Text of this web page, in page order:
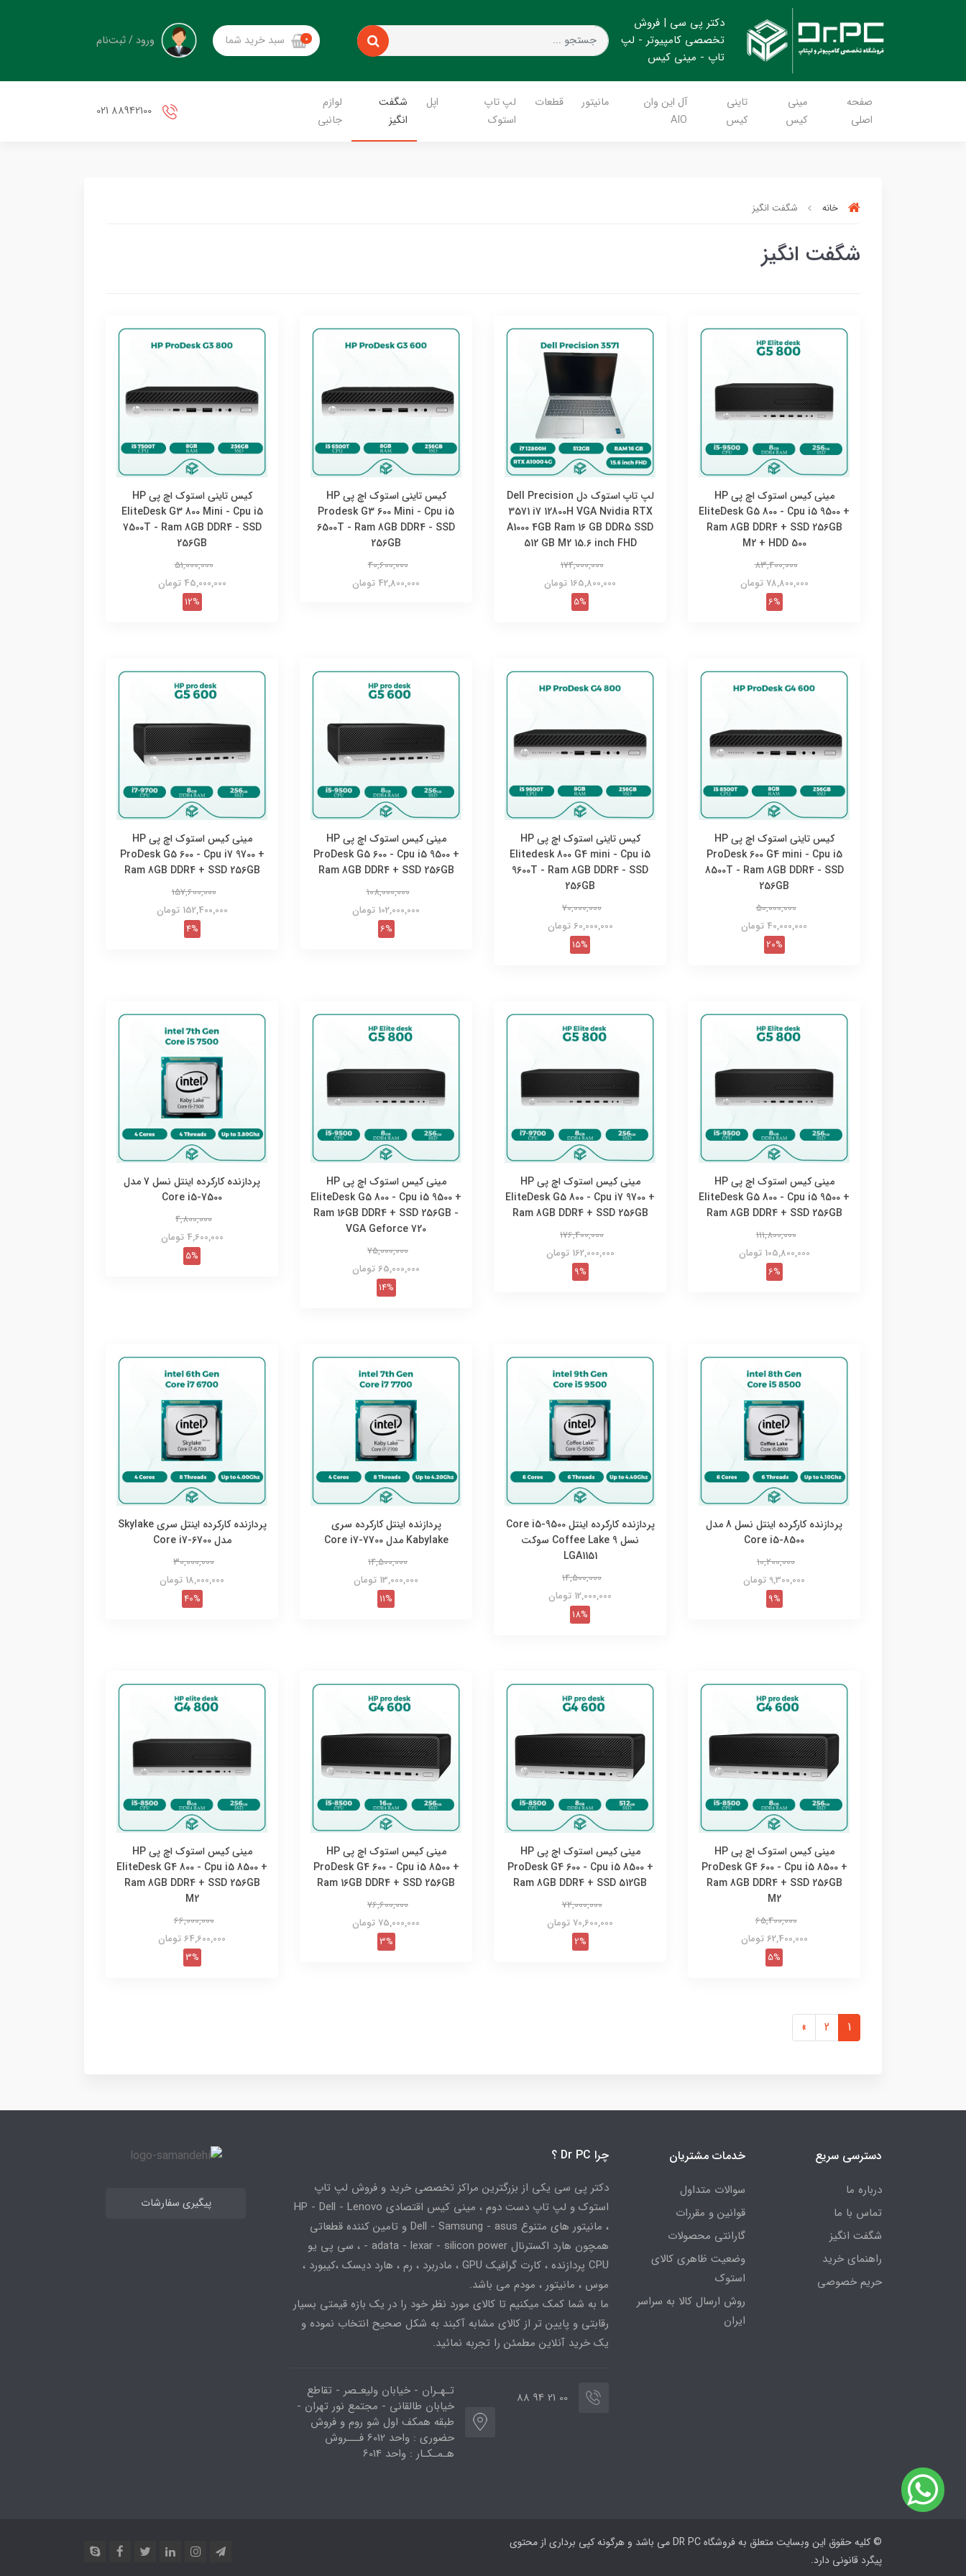
دکتر پی سی | فروش
تخصصی کامپیوتر - لپ
تاپ - مینی کیس
0 سبد خرید شما ورود / ثبت‌نام
صفحه
اصلی
مینی
کیس
تاینی
کیس
آل این وان
AIO
مانیتور قطعات
لپ تاپ
استوک
اپل
شگفت
انگیز
لوازم
جانبی
خانه شگفت انگیز
شگفت انگیز
مینی کیس استوک اچ پی HP
EliteDesk G5 800 - Cpu i5 9500 +
Ram 8GB DDR4 + SSD 256GB
M2 + HDD 500
83,400,000
78,800,000 تومان
6%
لپ تاپ استوک دل Dell Precision
3571 i7 12800H VGA Nvidia RTX
A1000 4GB Ram 16 GB DDR5 SSD
512 GB M2 15.6 inch FHD
174,000,000
165,800,000 تومان
5%
کیس تاینی استوک اچ پی HP
Prodesk G3 600 Mini - Cpu i5
6500T - Ram 8GB DDR4 - SSD
256GB
40,600,000
42,800,000 تومان
کیس تاینی استوک اچ پی HP
EliteDesk G3 800 Mini - Cpu i5
7500T - Ram 8GB DDR4 - SSD
256GB
51,000,000
45,000,000 تومان
12%
کیس تاینی استوک اچ پی HP
ProDesk 600 G4 mini - Cpu i5
8500T - Ram 8GB DDR4 - SSD
256GB
50,000,000
40,000,000 تومان
20%
کیس تاینی استوک اچ پی HP
Elitedesk 800 G4 mini - Cpu i5
9600T - Ram 8GB DDR4 - SSD
256GB
70,000,000
60,000,000 تومان
15%
مینی کیس استوک اچ پی HP
ProDesk G5 600 - Cpu i5 9500 +
Ram 8GB DDR4 + SSD 256GB
108,000,000
102,000,000 تومان
6%
مینی کیس استوک اچ پی HP
ProDesk G5 600 - Cpu i7 9700 +
Ram 8GB DDR4 + SSD 256GB
157,600,000
152,400,000 تومان
4%
مینی کیس استوک اچ پی HP
EliteDesk G5 800 - Cpu i5 9500 +
Ram 8GB DDR4 + SSD 256GB
111,800,000
105,800,000 تومان
6%
مینی کیس استوک اچ پی HP
EliteDesk G5 800 - Cpu i7 9700 +
Ram 8GB DDR4 + SSD 256GB
176,400,000
162,000,000 تومان
9%
مینی کیس استوک اچ پی HP
EliteDesk G5 800 - Cpu i5 9500 +
Ram 16GB DDR4 + SSD 256GB -
VGA Geforce 720
75,000,000
65,000,000 تومان
14%
پردازنده کارکرده اینتل نسل 7 مدل
Core i5-7500
4,800,000
4,600,000 تومان
5%
پردازنده کارکرده اینتل نسل 8 مدل
Core i5-8500
10,200,000
9,300,000 تومان
9%
پردازنده کارکرده اینتل Core i5-9500
نسل 9 Coffee Lake سوکت
LGA1151
14,500,000
12,000,000 تومان
18%
پردازنده اینتل کارکرده سری
Kabylake مدل Core i7-7700
14,500,000
13,000,000 تومان
11%
پردازنده کارکرده اینتل سری Skylake
مدل Core i7-6700
30,000,000
18,000,000 تومان
40%
مینی کیس استوک اچ پی HP
ProDesk G4 600 - Cpu i5 8500 +
Ram 8GB DDR4 + SSD 256GB
M2
65,400,000
62,400,000 تومان
5%
مینی کیس استوک اچ پی HP
ProDesk G4 600 - Cpu i5 8500 +
Ram 8GB DDR4 + SSD 512GB
72,000,000
70,600,000 تومان
2%
مینی کیس استوک اچ پی HP
ProDesk G4 600 - Cpu i5 8500 +
Ram 16GB DDR4 + SSD 256GB
76,600,000
75,000,000 تومان
3%
مینی کیس استوک اچ پی HP
EliteDesk G4 800 - Cpu i5 8500 +
Ram 8GB DDR4 + SSD 256GB
M2
66,000,000
64,600,000 تومان
3%
1
2
»
دسترسی سریع
درباره ما
تماس با ما
شگفت انگیز
راهنمای خرید
حریم خصوصی
خدمات مشتریان
سوالات متداول
قوانین و مقررات
گارانتی محصولات
وضعیت ظاهری کالای
استوک
روش ارسال کالا به سراسر
ایران
چرا Dr PC ؟
دکتر پی سی یکی از بزرگترین مراکز تخصصی خرید و فروش لپ تاپ
استوک و لپ تاپ دست دوم ، مینی کیس اقتصادی HP - Dell - Lenovo
، مانیتور های متنوع Dell - Samsung - asus و تامین کننده قطعاتی
همچون هارد اکسترنال adata - lexar - silicon power - ، سی پی یو
CPU پردازنده ، کارت گرافیک GPU ، مادربرد ، رم ، هارد دیسک ،کیبورد ،
موس ، مانیتور ، مودم می باشد.
ما به شما کمک میکنیم تا کالای مورد نظر خود را در یک بازه قیمتی بسیار
رقابتی و پایین تر از کالای مشابه آکبند به شکل صحیح انتخاب نموده و
یک خرید آنلاین مطمئن را تجربه نمائید.
00 21 94 88
تـهـران - خیابان ولیعـصر - تقاطع
خیابان طالقانی - مجتمع نور تهران -
طبقه همکف اول شو روم و فروش
حضوری : واحد 6012 فـــروش
هـمـکـار : واحد 6014
پیگیری سفارشات
© کلیه حقوق این وبسایت متعلق به فروشگاه DR PC می ‌باشد و هرگونه کپی برداری از محتوی
پیگرد قانونی دارد.